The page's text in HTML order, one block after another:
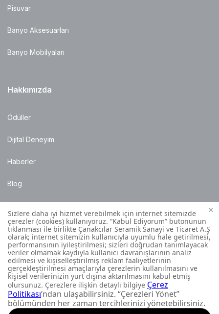
Pisuvar
Banyo Aksesuarları
Banyo Mobilyaları
Hakkımızda
Ödüller
Dijital Deneyim
Haberler
Blog
Satış Noktaları
Montaj Bilgileri
Müşteri İletişim Merkezi